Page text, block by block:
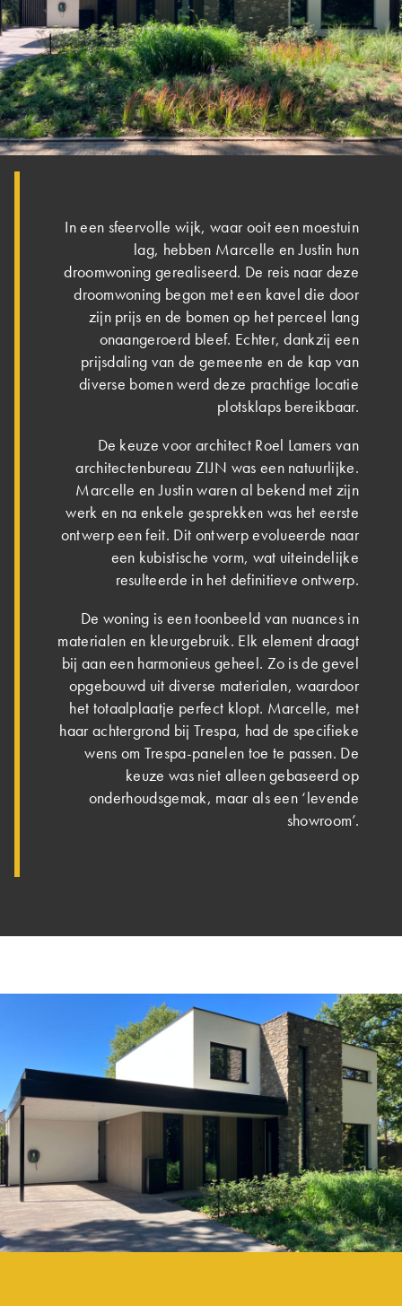
In een sfeervolle wijk, waar ooit een moestuin
lag, hebben Marcelle en Justin hun
droomwoning gerealiseerd. De reis naar deze
droomwoning begon met een kavel die door
zijn prijs en de bomen op het perceel lang
onaangeroerd bleef. Echter, dankzij een
prijsdaling van de gemeente en de kap van
diverse bomen werd deze prachtige locatie
plotsklaps bereikbaar.
De keuze voor architect Roel Lamers van
architectenbureau ZIJN was een natuurlijke.
Marcelle en Justin waren al bekend met zijn
werk en na enkele gesprekken was het eerste
ontwerp een feit. Dit ontwerp evolueerde naar
een kubistische vorm, wat uiteindelijke
resulteerde in het definitieve ontwerp.
De woning is een toonbeeld van nuances in
materialen en kleurgebruik. Elk element draagt
bij aan een harmonieus geheel. Zo is de gevel
opgebouwd uit diverse materialen, waardoor
het totaalplaatje perfect klopt. Marcelle, met
haar achtergrond bij Trespa, had de specifieke
wens om Trespa-panelen toe te passen. De
keuze was niet alleen gebaseerd op
onderhoudsgemak, maar als een ‘levende
showroom’.